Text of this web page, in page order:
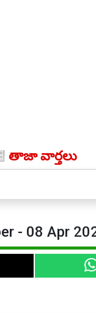
తాజా వార్తలు
- 08 Apr